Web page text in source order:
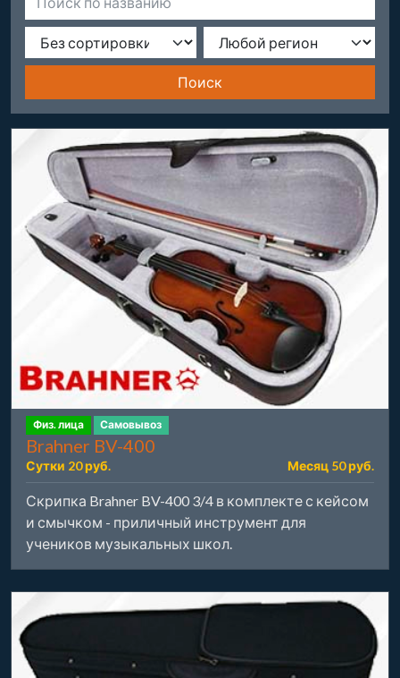
Поиск
Физ. лица Самовывоз
Brahner BV-400
Сутки 20 руб. Месяц 50 руб.
Скрипка Brahner BV-400 3/4 в комплекте с кейсом
и смычком - приличный инструмент для
учеников музыкальных школ.